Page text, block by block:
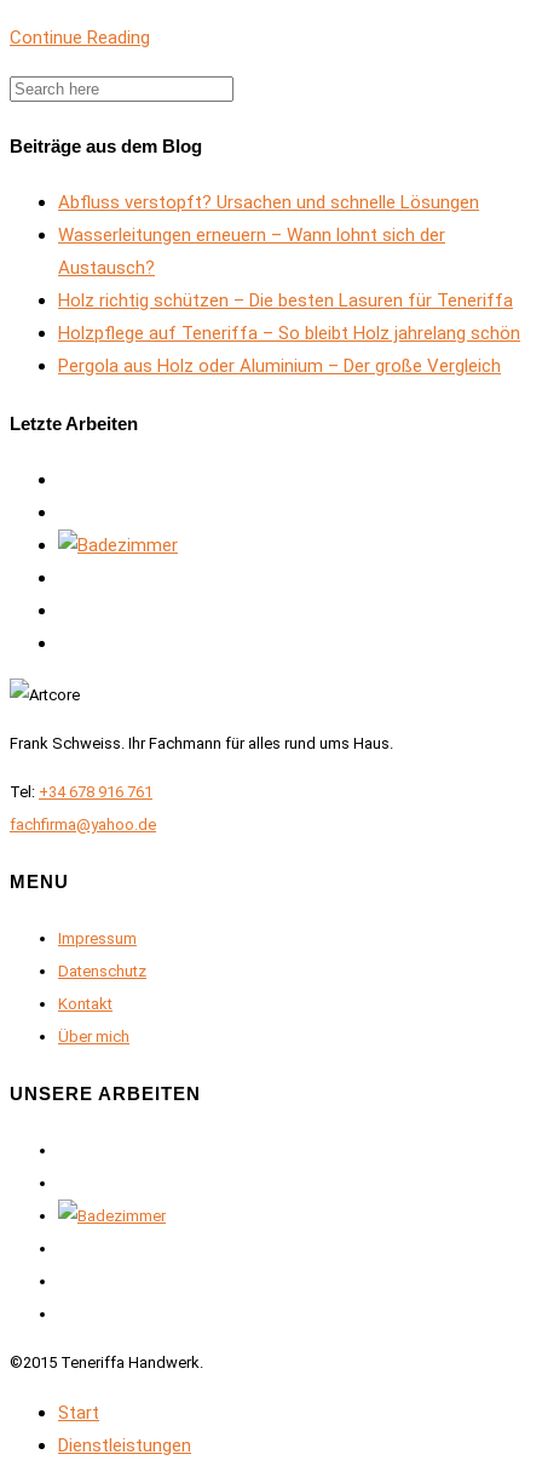
Continue Reading
Beiträge aus dem Blog
Abfluss verstopft? Ursachen und schnelle Lösungen
Wasserleitungen erneuern – Wann lohnt sich der
Austausch?
Holz richtig schützen – Die besten Lasuren für Teneriffa
Holzpflege auf Teneriffa – So bleibt Holz jahrelang schön
Pergola aus Holz oder Aluminium – Der große Vergleich
Letzte Arbeiten
Frank Schweiss. Ihr Fachmann für alles rund ums Haus.
Tel: +34 678 916 761
fachfirma@yahoo.de
MENU
Impressum
Datenschutz
Kontakt
Über mich
UNSERE ARBEITEN
©2015 Teneriffa Handwerk.
Start
Dienstleistungen